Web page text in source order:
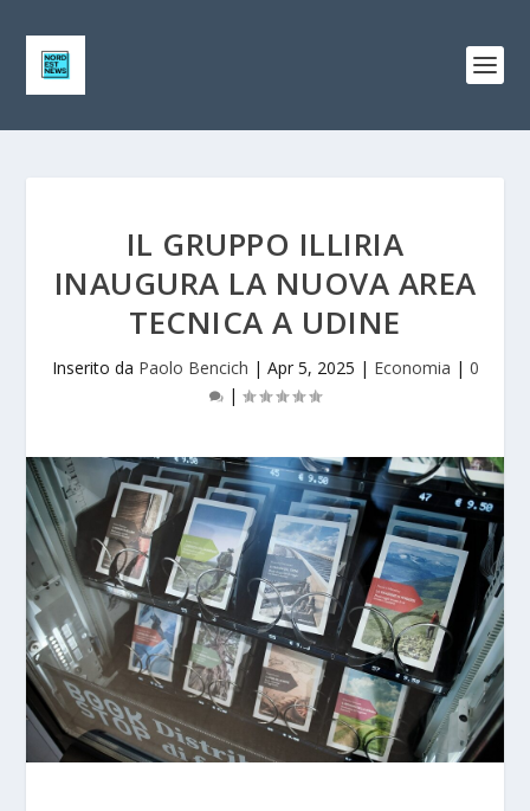
IL GRUPPO ILLIRIA
INAUGURA LA NUOVA AREA
TECNICA A UDINE
Inserito da Paolo Bencich | Apr 5, 2025 | Economia | 0
|